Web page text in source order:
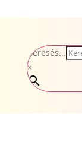
Keresés...
×